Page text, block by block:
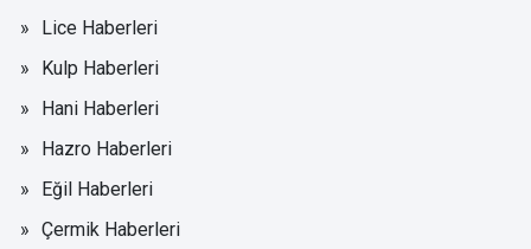
Lice Haberleri
Kulp Haberleri
Hani Haberleri
Hazro Haberleri
Eğil Haberleri
Çermik Haberleri